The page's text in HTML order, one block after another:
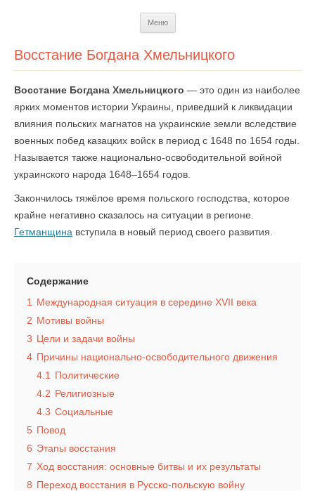
Меню
Восстание Богдана Хмельницкого
Восстание Богдана Хмельницкого — это один из наиболее
ярких моментов истории Украины, приведший к ликвидации
влияния польских магнатов на украинские земли вследствие
военных побед казацких войск в период с 1648 по 1654 годы.
Называется также национально-освободительной войной
украинского народа 1648–1654 годов.
Закончилось тяжёлое время польского господства, которое
крайне негативно сказалось на ситуации в регионе.
Гетманщина вступила в новый период своего развития.
Содержание
1
Международная ситуация в середине XVII века
2 Мотивы войны
3 Цели и задачи войны
4 Причины национально-освободительного движения
4.1
Политические
4.2 Религиозные
4.3 Социальные
5 Повод
6 Этапы восстания
7 Ход восстания: основные битвы и их результаты
8 Переход восстания в Русско-польскую войну